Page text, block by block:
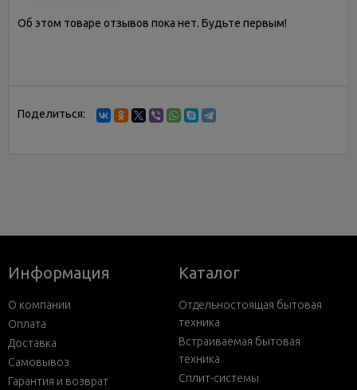
Об этом товаре отзывов пока нет. Будьте первым!
Поделиться:
Информация
О компании
Оплата
Доставка
Самовывоз
Гарантия и возврат
Каталог
Отдельностоящая бытовая
техника
Встраиваемая бытовая
техника
Сплит-системы